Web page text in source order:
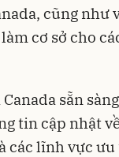
cũng như
cơ sở cho
sẵn
tin cập nhật
các lĩnh vực ưu